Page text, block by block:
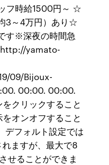
フ時給1500円～ ☆
3～4万円）あり☆
す※深夜の時間急
yamato-
09/Bijoux-
00:00. 00:00.
クリックすること
オンオフすること
デフォルト設定では
ますが、最大で8
せることができま